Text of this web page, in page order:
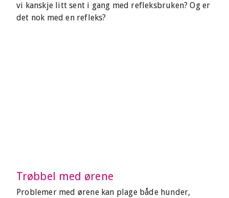
vi kanskje litt sent i gang med refleksbruken? Og er
det nok med en refleks?
Trøbbel med ørene
Problemer med ørene kan plage både hunder,